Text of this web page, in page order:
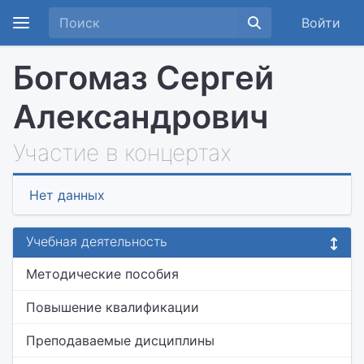
Войти
Богомаз Сергей
Александрович
Участие в концертах
Нет данных
Учебная деятельность
Методические пособия
Повышение квалификации
Преподаваемые дисциплины